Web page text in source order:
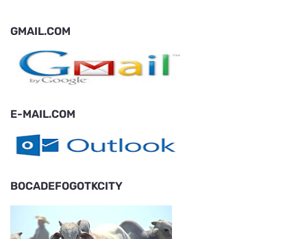
GMAIL.COM
E-MAIL.COM
BOCADEFOGOTKCITY